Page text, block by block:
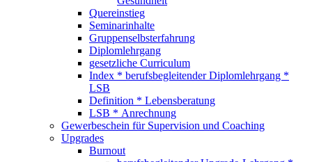
Quereinstieg
Seminarinhalte
Gruppenselbsterfahrung
Diplomlehrgang
gesetzliche Curriculum
Index * berufsbegleitender Diplomlehrgang *
LSB
Definition * Lebensberatung
LSB * Anrechnung
Gewerbeschein für Supervision und Coaching
Upgrades
Burnout